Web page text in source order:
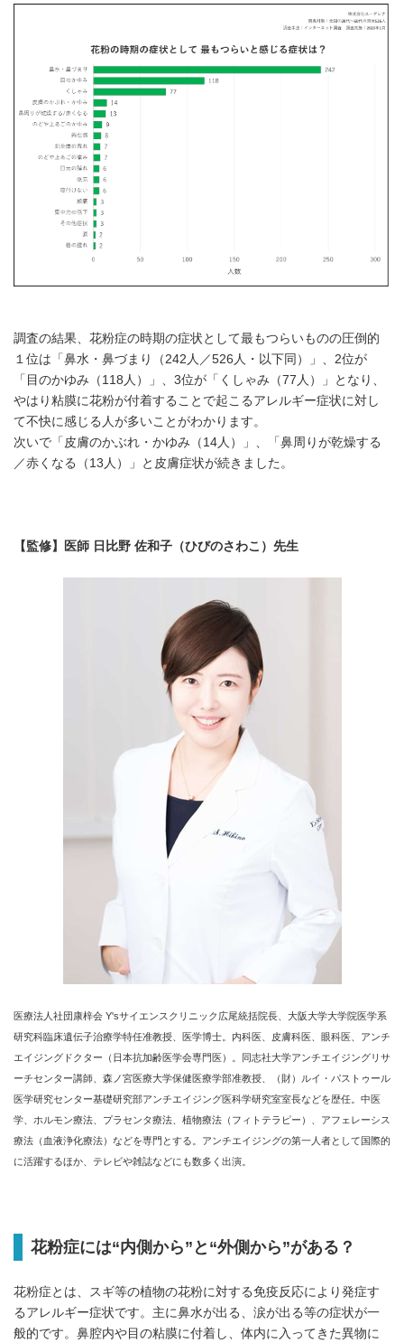
調査の結果、花粉症の時期の症状として最もつらいものの圧倒的
１位は「鼻水・鼻づまり（242人／526人・以下同）」、2位が
「目のかゆみ（118人）」、3位が「くしゃみ（77人）」となり、
やはり粘膜に花粉が付着することで起こるアレルギー症状に対し
て不快に感じる人が多いことがわかります。
次いで「皮膚のかぶれ・かゆみ（14人）」、「鼻周りが乾燥する
／赤くなる（13人）」と皮膚症状が続きました。
【監修】医師 日比野 佐和子（ひびのさわこ）先生
医療法人社団康梓会 Y'sサイエンスクリニック広尾統括院長、大阪大学大学院医学系
研究科臨床遺伝子治療学特任准教授、医学博士。内科医、皮膚科医、眼科医、アンチ
エイジングドクター（日本抗加齢医学会専門医）。同志社大学アンチエイジングリサ
ーチセンター講師、森ノ宮医療大学保健医療学部准教授、（財）ルイ・パストゥール
医学研究センター基礎研究部アンチエイジング医科学研究室室長などを歴任。中医
学、ホルモン療法、プラセンタ療法、植物療法（フィトテラピー）、アフェレーシス
療法（血液浄化療法）などを専門とする。アンチエイジングの第一人者として国際的
に活躍するほか、テレビや雑誌などにも数多く出演。
花粉症には“内側から”と“外側から”がある？
花粉症とは、スギ等の植物の花粉に対する免疫反応により発症す
るアレルギー症状です。主に鼻水が出る、涙が出る等の症状が一
般的です。鼻腔内や目の粘膜に付着し、体内に入ってきた異物に